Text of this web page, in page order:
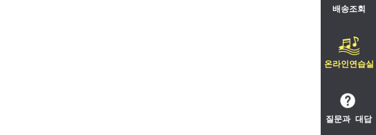
배송조회
온라인연습실
질문과 대답